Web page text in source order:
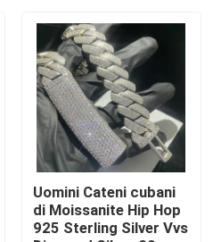
Uomini Cateni cubani
di Moissanite Hip Hop
925 Sterling Silver Vvs